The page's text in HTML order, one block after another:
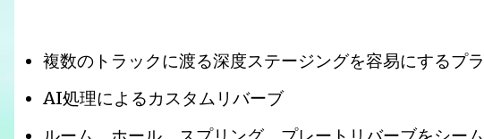
複数のトラックに渡る深度ステージングを容易にするプ
AI処理によるカスタムリバーブ